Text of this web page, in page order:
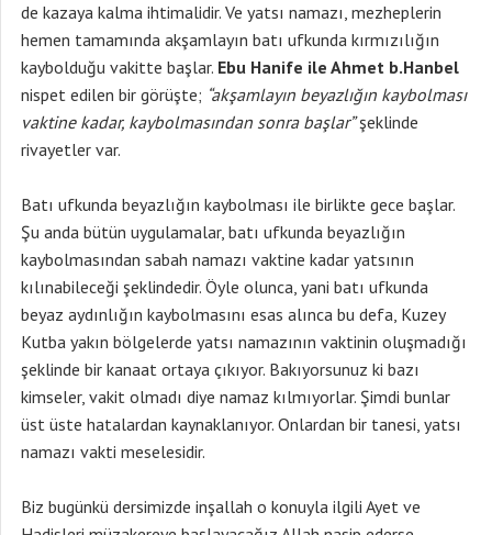
de kazaya kalma ihtimalidir. Ve yatsı namazı, mezheplerin
hemen tamamında akşamlayın batı ufkunda kırmızılığın
kaybolduğu vakitte başlar. Ebu Hanife ile Ahmet b.Hanbel
nispet edilen bir görüşte; “akşamlayın beyazlığın kaybolması
vaktine kadar, kaybolmasından sonra başlar”şeklinde
rivayetler var.
Batı ufkunda beyazlığın kaybolması ile birlikte gece başlar.
Şu anda bütün uygulamalar, batı ufkunda beyazlığın
kaybolmasından sabah namazı vaktine kadar yatsının
kılınabileceği şeklindedir. Öyle olunca, yani batı ufkunda
beyaz aydınlığın kaybolmasını esas alınca bu defa, Kuzey
Kutba yakın bölgelerde yatsı namazının vaktinin oluşmadığı
şeklinde bir kanaat ortaya çıkıyor. Bakıyorsunuz ki bazı
kimseler, vakit olmadı diye namaz kılmıyorlar. Şimdi bunlar
üst üste hatalardan kaynaklanıyor. Onlardan bir tanesi, yatsı
namazı vakti meselesidir.
Biz bugünkü dersimizde inşallah o konuyla ilgili Ayet ve